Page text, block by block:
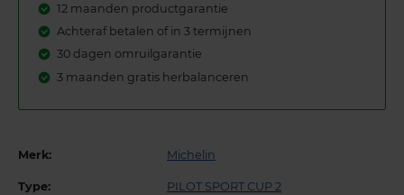
12 maanden productgarantie
Achteraf betalen of in 3 termijnen
30 dagen omruilgarantie
3 maanden gratis herbalanceren
Merk: Michelin
Type: PILOT SPORT CUP 2